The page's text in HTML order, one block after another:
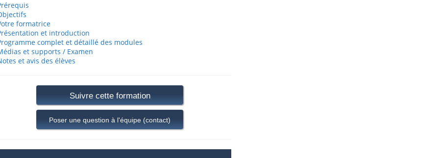
formatrice
et introduction
complet et détaillé des modules
et supports / Examen
et avis des élèves
Suivre cette formation
Poser une question à l'équipe (contact)